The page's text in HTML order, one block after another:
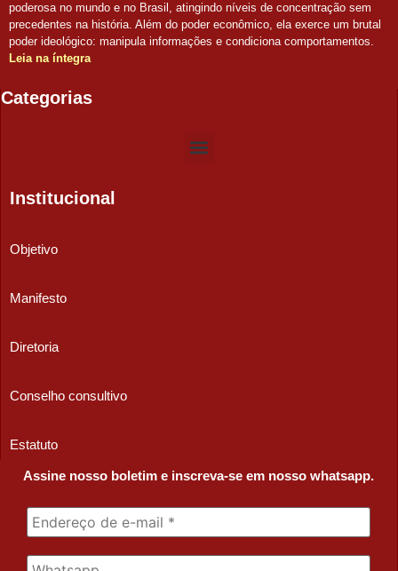
poderosa no mundo e no Brasil, atingindo níveis de concentração sem
precedentes na história. Além do poder econômico, ela exerce um brutal
poder ideológico: manipula informações e condiciona comportamentos.
Leia na íntegra
Categorias
Institucional
Objetivo
Manifesto
Diretoria
Conselho consultivo
Estatuto
Assine nosso boletim e inscreva-se em nosso whatsapp.